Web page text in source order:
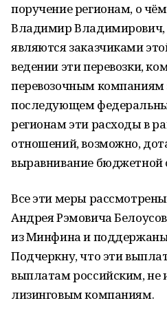
поручение регионам, о
Владимир Владимирович,
являются заказчиками
ведении эти перевозки,
перевозочным компаниям
последующем
регионам эти расходы в
отношений, возможно,
выравнивание бюджетной
Все эти меры
Андрея Рэмовича
из Минфина и
Подчеркну, что эти
выплатам российским, не
лизинговым компаниям.